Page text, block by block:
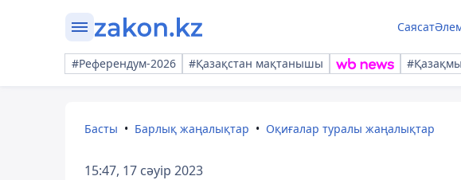
Саясат
#Референдум-2026 #Қазақстан мақтанышы
Басты Барлық жаңалықтар Оқиғалар туралы жаңалықтар
15:47, 17 сәуір 2023